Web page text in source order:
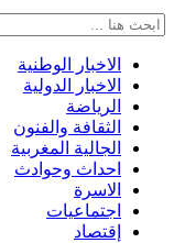
الاخبار الوطنية
الاخبار الدولية
الرياضة
الثقافة والفنون
الجالية المغربية
احداث وحوادث
الاسرة
اجتماعيات
إقتصاد